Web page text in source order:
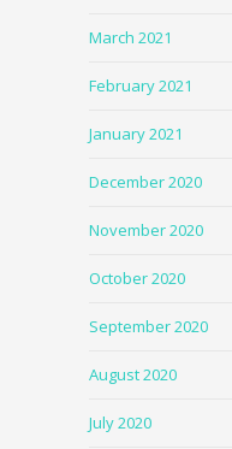
March 2021
February 2021
January 2021
December 2020
November 2020
October 2020
September 2020
August 2020
July 2020